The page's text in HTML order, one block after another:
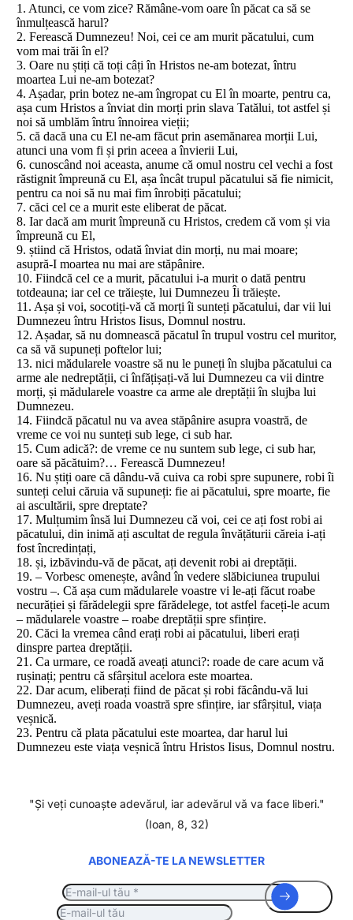
1. Atunci, ce vom zice? Rămâne-vom oare în păcat ca să se
înmulțească harul?
2. Ferească Dumnezeu! Noi, cei ce am murit păcatului, cum
vom mai trăi în el?
3. Oare nu știți că toți câți în Hristos ne-am botezat, întru
moartea Lui ne-am botezat?
4. Așadar, prin botez ne-am îngropat cu El în moarte, pentru ca,
așa cum Hristos a înviat din morți prin slava Tatălui, tot astfel și
noi să umblăm întru înnoirea vieții;
5. că dacă una cu El ne-am făcut prin asemănarea morții Lui,
atunci una vom fi și prin aceea a învierii Lui,
6. cunoscând noi aceasta, anume că omul nostru cel vechi a fost
răstignit împreună cu El, așa încât trupul păcatului să fie nimicit,
pentru ca noi să nu mai fim înrobiți păcatului;
7. căci cel ce a murit este eliberat de păcat.
8. Iar dacă am murit împreună cu Hristos, credem că vom și via
împreună cu El,
9. știind că Hristos, odată înviat din morți, nu mai moare;
asupră-I moartea nu mai are stăpânire.
10. Fiindcă cel ce a murit, păcatului i-a murit o dată pentru
totdeauna; iar cel ce trăiește, lui Dumnezeu Îi trăiește.
11. Așa și voi, socotiți-vă că morți îi sunteți păcatului, dar vii lui
Dumnezeu întru Hristos Iisus, Domnul nostru.
12. Așadar, să nu domnească păcatul în trupul vostru cel muritor,
ca să vă supuneți poftelor lui;
13. nici mădularele voastre să nu le puneți în slujba păcatului ca
arme ale nedreptății, ci înfățișați-vă lui Dumnezeu ca vii dintre
morți, și mădularele voastre ca arme ale dreptății în slujba lui
Dumnezeu.
14. Fiindcă păcatul nu va avea stăpânire asupra voastră, de
vreme ce voi nu sunteți sub lege, ci sub har.
15. Cum adică?: de vreme ce nu suntem sub lege, ci sub har,
oare să păcătuim?… Ferească Dumnezeu!
16. Nu știți oare că dându-vă cuiva ca robi spre supunere, robi îi
sunteți celui căruia vă supuneți: fie ai păcatului, spre moarte, fie
ai ascultării, spre dreptate?
17. Mulțumim însă lui Dumnezeu că voi, cei ce ați fost robi ai
păcatului, din inimă ați ascultat de regula învățăturii căreia i-ați
fost încredințați,
18. și, izbăvindu-vă de păcat, ați devenit robi ai dreptății.
19. – Vorbesc omenește, având în vedere slăbiciunea trupului
vostru –. Că așa cum mădularele voastre vi le-ați făcut roabe
necurăției și fărădelegii spre fărădelege, tot astfel faceți-le acum
– mădularele voastre – roabe dreptății spre sfințire.
20. Căci la vremea când erați robi ai păcatului, liberi erați
dinspre partea dreptății.
21. Ca urmare, ce roadă aveați atunci?: roade de care acum vă
rușinați; pentru că sfârșitul acelora este moartea.
22. Dar acum, eliberați fiind de păcat și robi făcându-vă lui
Dumnezeu, aveți roada voastră spre sfințire, iar sfârșitul, viața
veșnică.
23. Pentru că plata păcatului este moartea, dar harul lui
Dumnezeu este viața veșnică întru Hristos Iisus, Domnul nostru.
"Şi veţi cunoaşte adevărul, iar adevărul vă va face liberi."
(Ioan, 8, 32)
ABONEAZĂ-TE LA NEWSLETTER